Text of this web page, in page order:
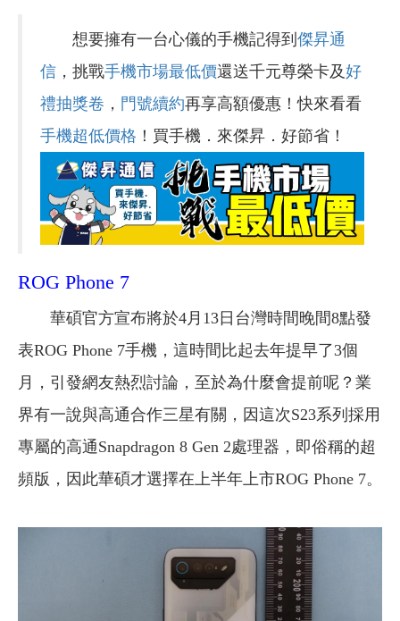
想要擁有一台心儀的手機記得到 傑昇通
信 ，挑戰手機市場最低價還送千元尊榮卡及好
禮抽獎卷 ， 門號續約再享高額優惠！快來看看
手機超低價格 ！買手機．來傑昇．好節省！
ROG Phone 7
華碩官方宣布將於4月13日台灣時間晚間8點發
表ROG Phone 7手機，這時間比起去年提早了3個
月，引發網友熱烈討論，至於為什麼會提前呢？業
界有一說與高通合作三星有關，因這次S23系列採用
專屬的高通Snapdragon 8 Gen 2處理器，即俗稱的超
頻版，因此華碩才選擇在上半年上市ROG Phone 7。